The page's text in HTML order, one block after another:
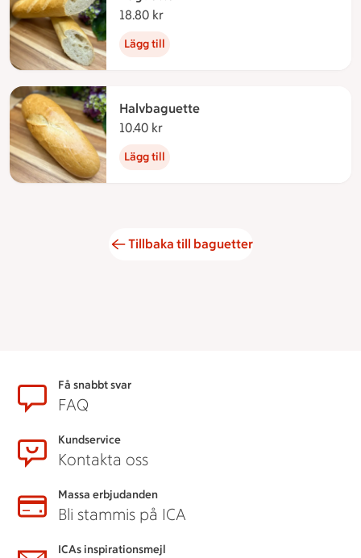
18.80 kr
Lägg till
Halvbaguette
10.40 kr
Lägg till
Tillbaka till baguetter
SidfotFå snabbt svar
FAQ
Kundservice
Kontakta oss
Massa erbjudanden
Bli stammis på ICA
ICAs inspirationsmejl